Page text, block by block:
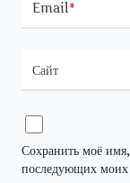
Email *
Сайт
Сохранить моё
последующих моих